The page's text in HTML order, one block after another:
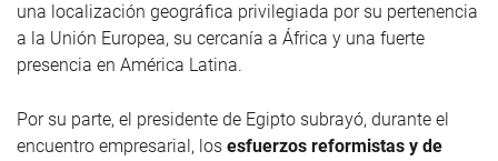
una localización geográfica privilegiada por su pertenencia
a la Unión Europea, su cercanía a África y una fuerte
presencia en América Latina.
Por su parte, el presidente de Egipto subrayó, durante el
encuentro empresarial, los esfuerzos reformistas y de